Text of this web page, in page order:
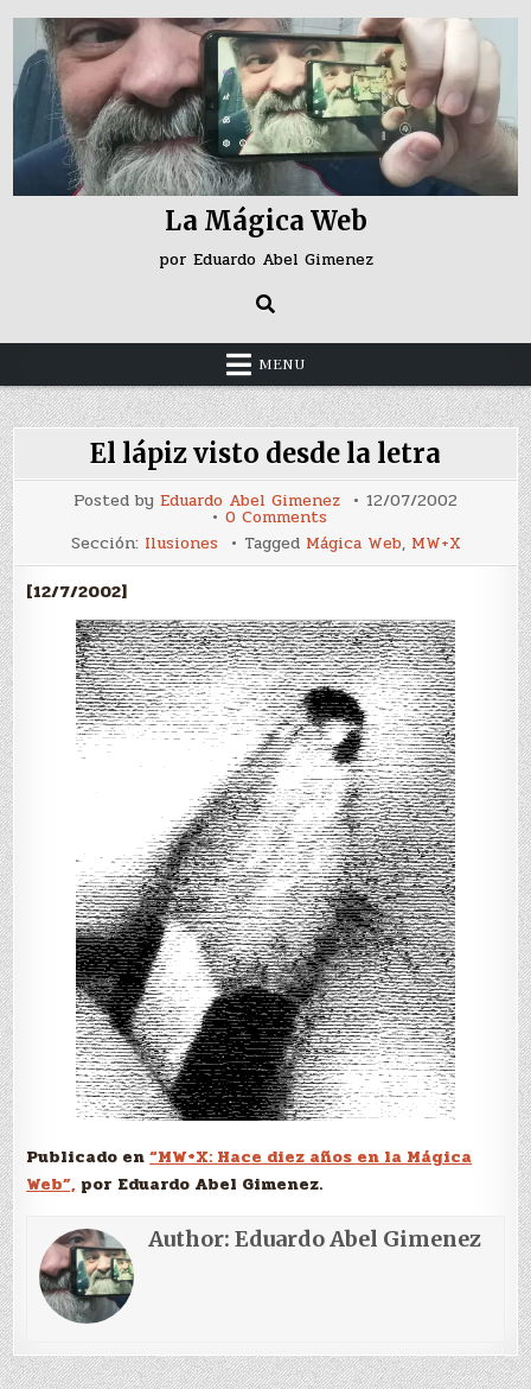
Skip
content
La Mágica Web
por Eduardo Abel Gimenez
MENU
El lápiz visto desde la letra
Posted by Eduardo Abel Gimenez 12/07/2002
0 Commentson
El
lápiz
visto
letra
Sección: Ilusiones Tagged Mágica Web, MW+X
[12/7/2002]
Publicado en“MW+X: Hace diez años en la Mágica
Web”, por Eduardo Abel Gimenez.
Author:Eduardo Abel Gimenez